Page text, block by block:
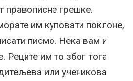
правописне грешке.
им куповати поклоне,
писмо. Нека вам и
Реците им то због тога
или ученикова